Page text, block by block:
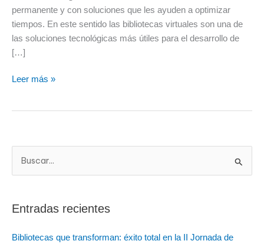
permanente y con soluciones que les ayuden a optimizar
tiempos. En este sentido las bibliotecas virtuales son una de
las soluciones tecnológicas más útiles para el desarrollo de
[…]
moderna
Leer más »
c
a
Entradas recientes
Bibliotecas que transforman: éxito total en la II Jornada de